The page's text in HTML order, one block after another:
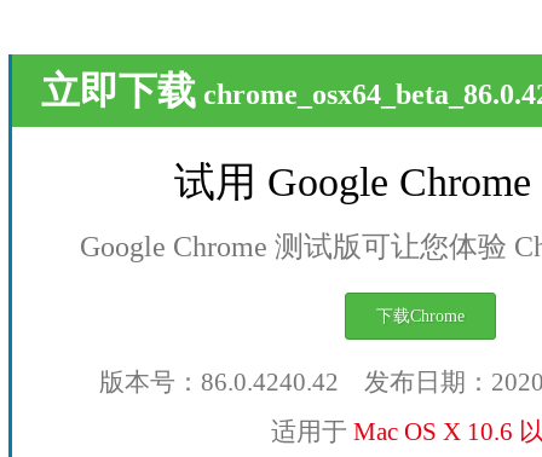
立即下载
试用 Google
Google Chrome 测试版可让您体验
下载Chrome
版本号：86.0.4240.42 发布日期：
适用于 Mac OS X 10.6